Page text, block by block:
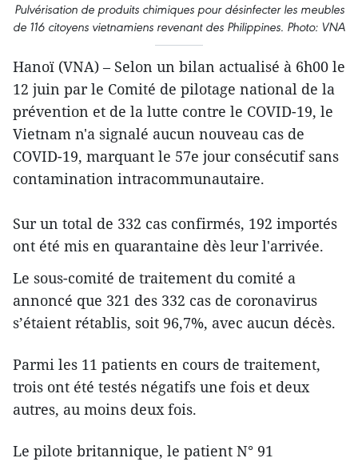
Pulvérisation de produits chimiques pour désinfecter les meubles
de 116 citoyens vietnamiens revenant des Philippines. Photo: VNA
Hanoï (VNA) – Selon un bilan actualisé à 6h00 le
12 juin par le Comité de pilotage national de la
prévention et de la lutte contre le COVID-19, le
Vietnam n'a signalé aucun nouveau cas de
COVID-19, marquant le 57e jour consécutif sans
contamination intracommunautaire.
Sur un total de 332 cas confirmés, 192 importés
ont été mis en quarantaine dès leur l'arrivée.
Le sous-comité de traitement du comité a
annoncé que 321 des 332 cas de coronavirus
s’étaient rétablis, soit 96,7%, avec aucun décès.
Parmi les 11 patients en cours de traitement,
trois ont été testés négatifs une fois et deux
autres, au moins deux fois.
Le pilote britannique, le patient N° 91